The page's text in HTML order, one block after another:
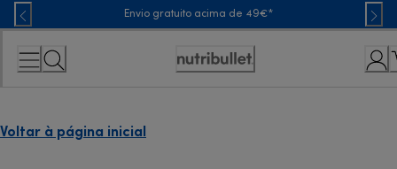
Skip
to
Content
Envio gratuito acima de 49€*
Accessibility
Voltar à página inicial